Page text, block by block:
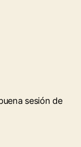
sesión de